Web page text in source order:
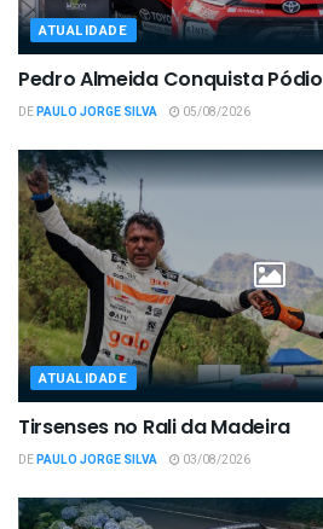
ATUALIDADE
Pedro Almeida Conquista Pódio
DEPAULO JORGE SILVA 05/08/2026
ATUALIDADE
Tirsenses no Rali da Madeira
DEPAULO JORGE SILVA 03/08/2026